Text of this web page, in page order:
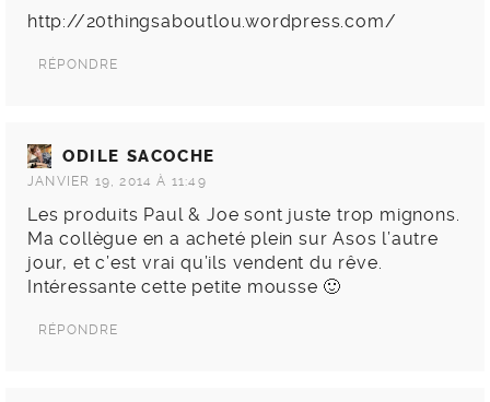
http://20thingsaboutlou.wordpress.com/
RÉPONDRE
ODILE SACOCHE
JANVIER 19, 2014 À 11:49
Les produits Paul & Joe sont juste trop mignons.
Ma collègue en a acheté plein sur Asos l’autre
jour, et c’est vrai qu’ils vendent du rêve.
Intéressante cette petite mousse 🙂
RÉPONDRE